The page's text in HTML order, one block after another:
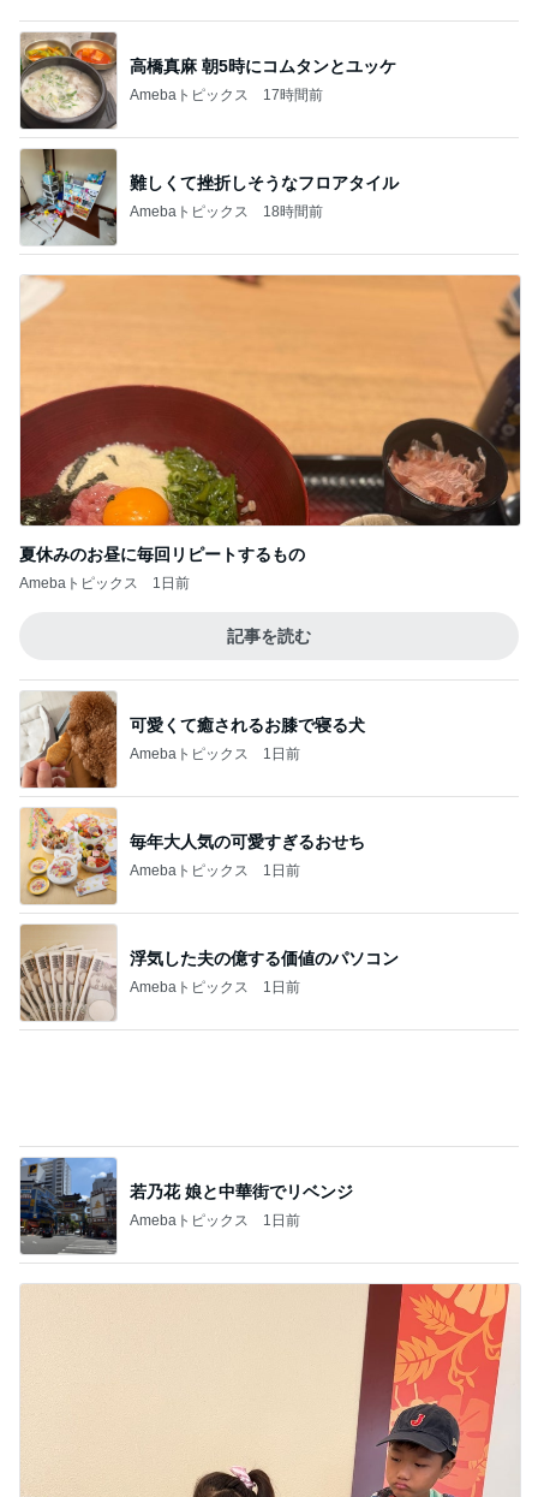
難しくて挫折しそうなフロアタイル
Amebaトピックス 18時間前
夏休みのお昼に毎回リピートするもの
Amebaトピックス 1日前
記事を読む
Amebaトピックス 1日前
毎年大人気の可愛すぎるおせち
Amebaトピックス 1日前
浮気した夫の億する価値のパソコン
Amebaトピックス 1日前
Amebaトピックス